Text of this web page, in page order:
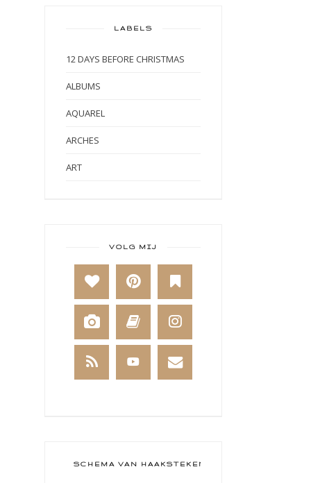
LABELS
12 DAYS BEFORE CHRISTMAS
ALBUMS
AQUAREL
ARCHES
ART
BAKKEN
BEESTENBOEL
BOEKEN
BREIEN
BRUSHO
CAMEO 4
VOLG MIJ
SCHEMA VAN HAAKSTEKEN